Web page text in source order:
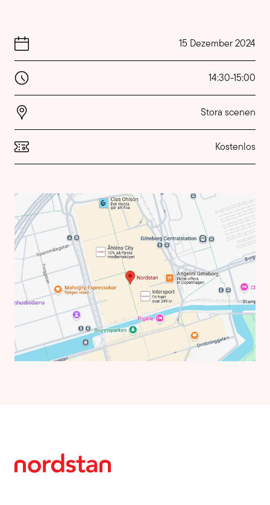
15 Dezember 2024
14:30-15:00
Stora scenen
Kostenlos